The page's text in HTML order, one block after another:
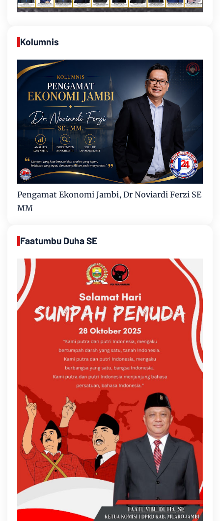
Kolumnis
Pengamat Ekonomi Jambi, Dr Noviardi Ferzi SE
MM
Faatumbu Duha SE